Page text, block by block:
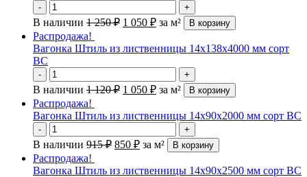
- +
В наличии 1 250₽ 1 050 ₽ за м² В корзину
Распродажа!
Вагонка Штиль из лиственницы 14х138х4000 мм сорт
ВС
- +
В наличии 1 120₽ 1 050 ₽ за м² В корзину
Распродажа!
Вагонка Штиль из лиственницы 14х90х2000 мм сорт ВС
- +
В наличии 915₽ 850 ₽ за м² В корзину
Распродажа!
Вагонка Штиль из лиственницы 14х90х2500 мм сорт ВС